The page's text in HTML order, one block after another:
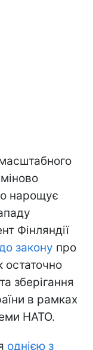
нарощує
Фінляндії
закону про
остаточно
зберігання
в рамках
НАТО.
однією з